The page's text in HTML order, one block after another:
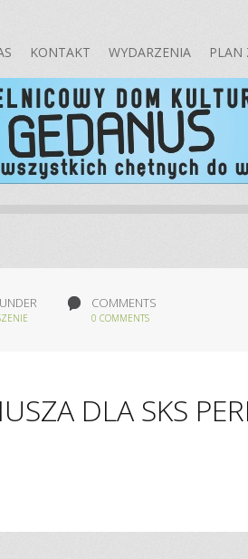
KONTAKT WYDARZENIA PLAN
COMMENTS
0 COMMENTS
DLA SKS